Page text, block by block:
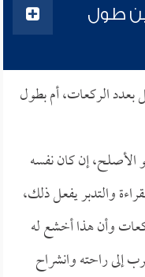
طول
بعدد الركعات، أم بطول
الأصلح، إن كان نفسه
والتدبر يفعل ذلك،
وأن هذا أخشع له
إلى راحته وانشراح